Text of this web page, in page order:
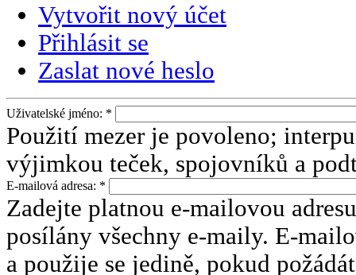
Vytvořit nový účet
Přihlásit se
Zaslat nové heslo
Uživatelské jméno: *
Použití mezer je povoleno;
výjimkou teček, spojovníků a
E-mailová adresa: *
Zadejte platnou e-mailovou
posílány všechny e-maily. E-
a použije se jedině, pokud